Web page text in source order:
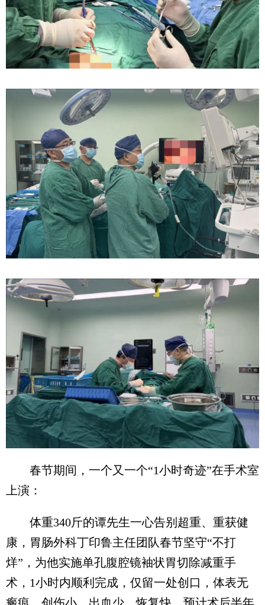
春节期间，一个又一个“1小时奇迹”在手术室
上演：
体重340斤的谭先生一心告别超重、重获健
康，胃肠外科丁印鲁主任团队春节坚守“不打
烊”，为他实施单孔腹腔镜袖状胃切除减重手
术，1小时内顺利完成，仅留一处创口，体表无